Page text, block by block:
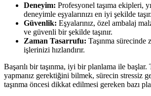
Deneyim: Profesyonel taşıma ekipleri,
deneyimle eşyalarınızı en iyi şekilde taşır.
Güvenlik: Eşyalarınız, özel ambalaj
ve güvenli bir şekilde taşınır.
Zaman Tasarrufu: Taşınma sürecinde
işlerinizi hızlandırır.
Başarılı bir taşınma, iyi bir planlama ile başlar.
yapmanız gerektiğini bilmek, sürecin stressiz
taşınma öncesi dikkat edilmesi gereken bazı